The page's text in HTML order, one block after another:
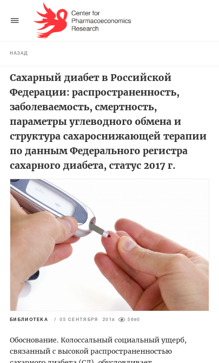
НАЗАД
Сахарный диабет в Российской
Федерации: распространенность,
заболеваемость, смертность,
параметры углеводного обмена и
структура сахароснижающей терапии
по данным Федерального регистра
сахарного диабета, статус 2017 г.
БИБЛИОТЕКА / 05 СЕНТЯБРЯ 2018 5690
Обоснование. Колоссальный социальный ущерб,
связанный с высокой распространенностью